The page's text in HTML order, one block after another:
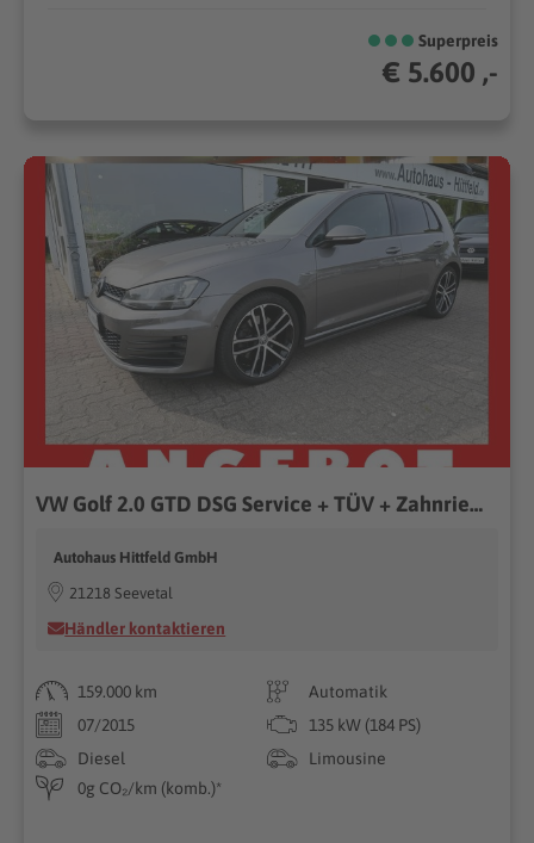
Superpreis
€ 5.600 ,-
VW Golf 2.0 GTD DSG Service + TÜV + Zahnriemen neu...
Autohaus Hittfeld GmbH
21218 Seevetal
Händler kontaktieren
159.000 km
Automatik
07/2015
135 kW (184 PS)
Diesel
Limousine
0g CO₂/km (komb.)*